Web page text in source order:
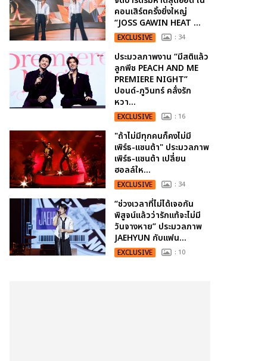
คอนเสิร์ตครั้งยิ่งใหญ่
“JOSS GAWIN HEAT ...
EXCLUSIVE : 34
ประมวลภาพงาน “มีสติแล้ว
ลูกพีช PEACH AND ME
PREMIERE NIGHT”
ปอนด์-ภูวินทร์ คลั่งรัก
หวา...
EXCLUSIVE : 16
"ถ้าไม่มีทุกคนก็คงไม่มี
เพิร์ธ-แซนต้า" ประมวลภาพ
เพิร์ธ-แซนต้า เปลี่ยน
ฮอลล์ให...
EXCLUSIVE : 34
“ช่วงเวลาที่ไม่ได้เจอกัน
พิสูจน์แล้วว่ารักแท้จะไม่มี
วันจางหาย” ประมวลภาพ
JAEHYUN กับแฟน...
EXCLUSIVE : 10